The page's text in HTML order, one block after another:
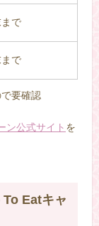
で
で
要確認
ン公式サイト を
Eatキャ